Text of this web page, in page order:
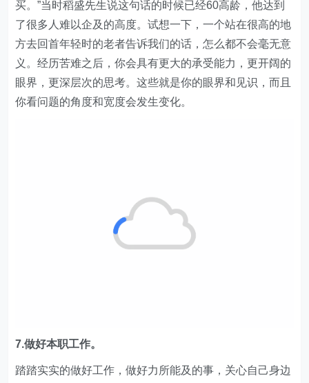
买。”当时稻盛先生说这句话的时候已经60高龄，他达到
了很多人难以企及的高度。试想一下，一个站在很高的地
方去回首年轻时的老者告诉我们的话，怎么都不会毫无意
义。经历苦难之后，你会具有更大的承受能力，更开阔的
眼界，更深层次的思考。这些就是你的眼界和见识，而且
你看问题的角度和宽度会发生变化。
7.做好本职工作。
踏踏实实的做好工作，做好力所能及的事，关心自己身边